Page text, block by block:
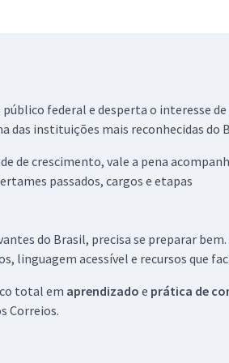
federal e desperta o interesse
das instituições mais reconhecidas do
de crescimento, vale a pena
passados, cargos e etapas
do Brasil, precisa se preparar bem.
linguagem acessível e recursos que
total em aprendizado e prática de
Correios.